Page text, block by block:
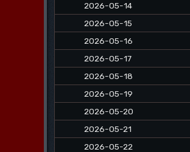
2026-05-14
2026-05-15
2026-05-16
2026-05-17
2026-05-18
2026-05-19
2026-05-20
2026-05-21
2026-05-22